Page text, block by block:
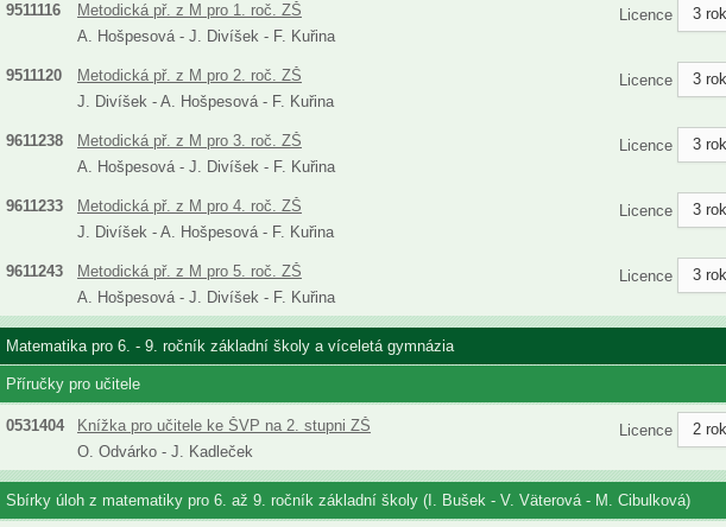
9511116
Metodická př. z M pro 1. roč. ZŠ
A. Hošpesová - J. Divíšek - F. Kuřina
Licence 3
9511120
Metodická př. z M pro 2. roč. ZŠ
J. Divíšek - A. Hošpesová - F. Kuřina
Licence 3
9611238
Metodická př. z M pro 3. roč. ZŠ
A. Hošpesová - J. Divíšek - F. Kuřina
Licence 3
9611233
Metodická př. z M pro 4. roč. ZŠ
J. Divíšek - A. Hošpesová - F. Kuřina
Licence 3
9611243
Metodická př. z M pro 5. roč. ZŠ
A. Hošpesová - J. Divíšek - F. Kuřina
Licence 3
Matematika pro 6. - 9. ročník základní školy a víceletá gymnázia
Příručky pro učitele
0531404
Knížka pro učitele ke ŠVP na 2. stupni ZŠ
O. Odvárko - J. Kadleček
Licence 2
Sbírky úloh z matematiky pro 6. až 9. ročník základní školy (I. Bušek - V. Väterová - M. Cibulková)